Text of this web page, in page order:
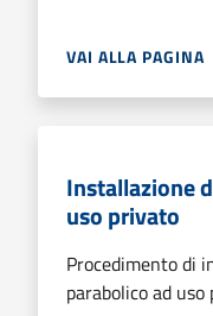
VAI ALLA PAGINA
Installazione
uso privato
Procedimento di
parabolico ad